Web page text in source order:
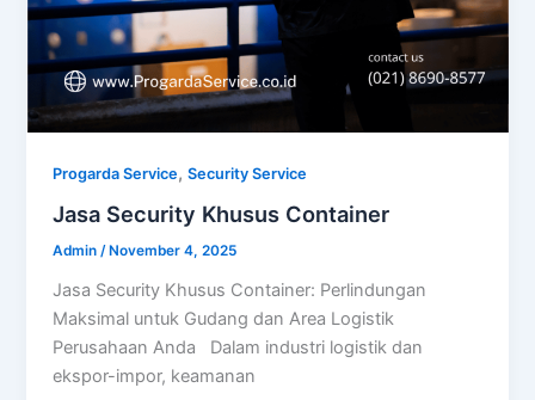
Progarda Service,Security Service
Jasa Security Khusus Container
Admin/ November 4, 2025
Jasa Security Khusus Container: Perlindungan
Maksimal untuk Gudang dan Area Logistik
Perusahaan Anda Dalam industri logistik dan
ekspor-impor, keamanan